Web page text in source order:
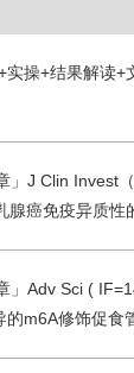
实操+结果解读
」J Clin Invest
腺癌免疫异质性
」Adv Sci (
的m6A修饰促食